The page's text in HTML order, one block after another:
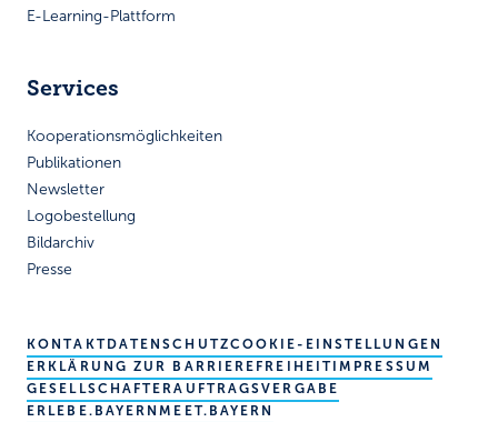
E-Learning-Plattform
Services
Kooperationsmöglichkeiten
Publikationen
Newsletter
Logobestellung
Bildarchiv
Presse
KONTAKTDATENSCHUTZCOOKIE-EINSTELLUNGEN
ERKLÄRUNG ZUR BARRIEREFREIHEITIMPRESSUM
GESELLSCHAFTERAUFTRAGSVERGABE
ERLEBE.BAYERN MEET.BAYERN